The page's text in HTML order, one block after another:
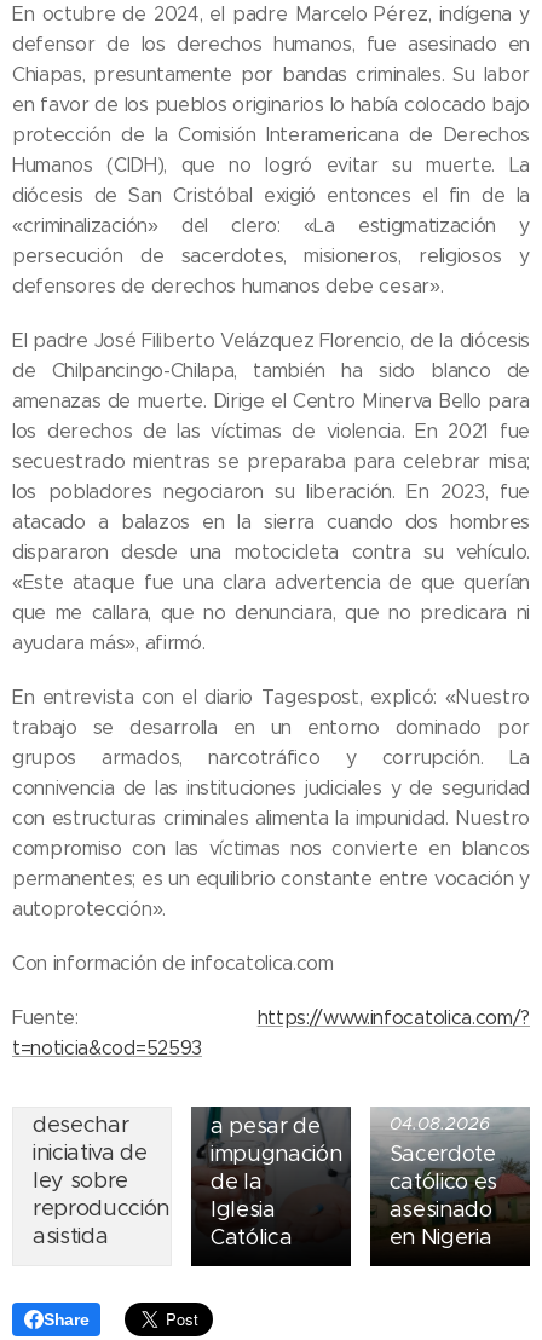
En octubre de 2024, el padre Marcelo Pérez, indígena y
defensor de los derechos humanos, fue asesinado en
Chiapas, presuntamente por bandas criminales. Su labor
en favor de los pueblos originarios lo había colocado bajo
protección de la Comisión Interamericana de Derechos
Humanos (CIDH), que no logró evitar su muerte. La
diócesis de San Cristóbal exigió entonces el fin de la
«criminalización» del clero: «La estigmatización y
persecución de sacerdotes, misioneros, religiosos y
defensores de derechos humanos debe cesar».
El padre José Filiberto Velázquez Florencio, de la diócesis
de Chilpancingo-Chilapa, también ha sido blanco de
amenazas de muerte. Dirige el Centro Minerva Bello para
los derechos de las víctimas de violencia. En 2021 fue
secuestrado mientras se preparaba para celebrar misa;
los pobladores negociaron su liberación. En 2023, fue
atacado a balazos en la sierra cuando dos hombres
dispararon desde una motocicleta contra su vehículo.
«Este ataque fue una clara advertencia de que querían
que me callara, que no denunciara, que no predicara ni
ayudara más», afirmó.
En entrevista con el diario Tagespost, explicó: «Nuestro
trabajo se desarrolla en un entorno dominado por
grupos armados, narcotráfico y corrupción. La
connivencia de las instituciones judiciales y de seguridad
con estructuras criminales alimenta la impunidad. Nuestro
compromiso con las víctimas nos convierte en blancos
permanentes; es un equilibrio constante entre vocación y
autoprotección».
Con información de infocatolica.com
Fuente:
https://www.infocatolica.com/?
t=noticia&cod=52593
07.08.2026
Piden
desechar
iniciativa de
ley sobre
reproducción
asistida
Ley del
asistido
a pesar de
impugnación
de la
Iglesia
Católica
04.08.2026
Sacerdote
católico es
asesinado
en Nigeria
Share